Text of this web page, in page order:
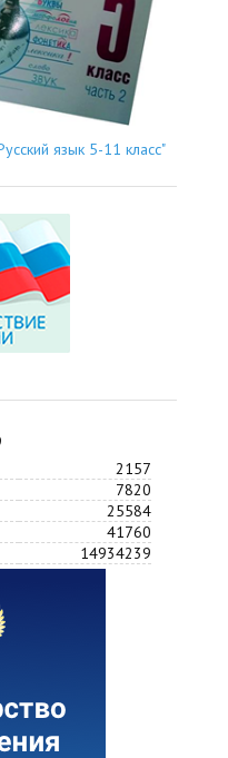
язык 5-11 класс"
2157
7820
25584
41760
14934239